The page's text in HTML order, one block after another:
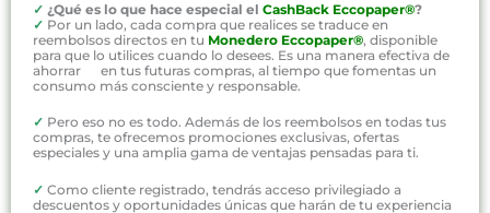
✓ ¿Qué es lo que hace especial el CashBack Eccopaper®?
✓ Por un lado, cada compra que realices se traduce en
reembolsos directos en tu Monedero Eccopaper®, disponible
para que lo utilices cuando lo desees. Es una manera efectiva de
ahorrar en tus futuras compras, al tiempo que fomentas un
consumo más consciente y responsable.
✓ Pero eso no es todo. Además de los reembolsos en todas tus
compras, te ofrecemos promociones exclusivas, ofertas
especiales y una amplia gama de ventajas pensadas para ti.
✓ Como cliente registrado, tendrás acceso privilegiado a
descuentos y oportunidades únicas que harán de tu experiencia